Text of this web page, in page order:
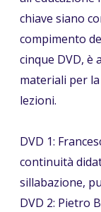
chiave siano
compimento
cinque DVD, è
materiali per
lezioni.
DVD 1:
continuità
sillabazione,
DVD 2: Pietro